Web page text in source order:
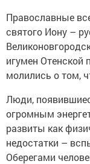
Православные
святого Иону –
игумен Отенской
молились о том,
Люди,
огромным
развиты как
недостатки –
Оберегами